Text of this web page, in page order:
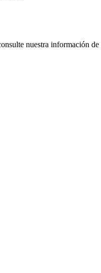
nuestra información